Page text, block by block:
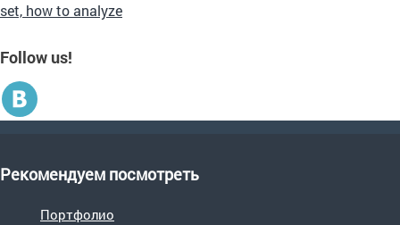
set, how to analyze
Follow us!
Рекомендуем посмотреть
Портфолио